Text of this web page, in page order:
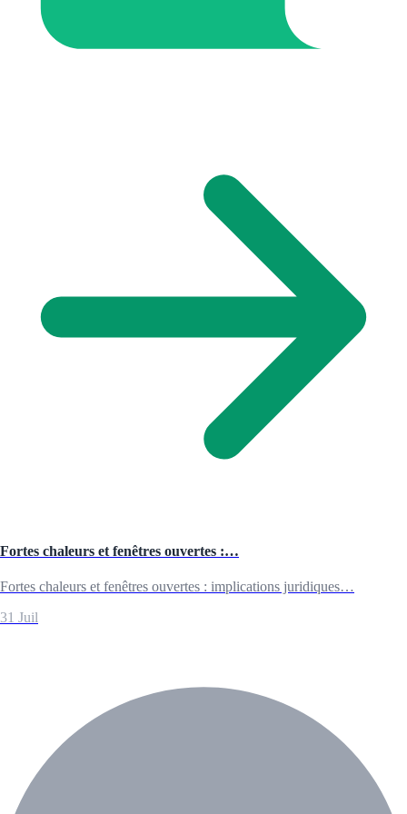
Fortes chaleurs et fenêtres ouvertes :…
Fortes chaleurs et fenêtres ouvertes : implications juridiques…
31 Juil